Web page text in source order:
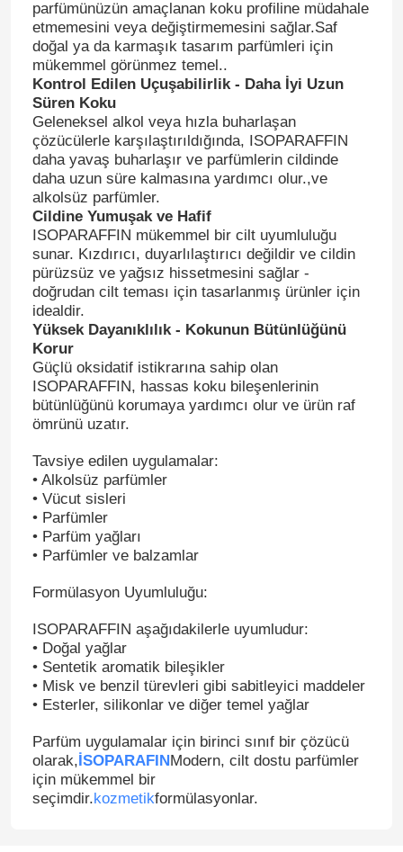
parfümünüzün amaçlanan koku profiline müdahale
etmemesini veya değiştirmemesini sağlar.Saf
doğal ya da karmaşık tasarım parfümleri için
mükemmel görünmez temel..
Kontrol Edilen Uçuşabilirlik - Daha İyi Uzun
Süren Koku
Geleneksel alkol veya hızla buharlaşan
çözücülerle karşılaştırıldığında, ISOPARAFFIN
daha yavaş buharlaşır ve parfümlerin cildinde
daha uzun süre kalmasına yardımcı olur.,ve
alkolsüz parfümler.
Cildine Yumuşak ve Hafif
ISOPARAFFIN mükemmel bir cilt uyumluluğu
sunar. Kızdırıcı, duyarlılaştırıcı değildir ve cildin
pürüzsüz ve yağsız hissetmesini sağlar -
doğrudan cilt teması için tasarlanmış ürünler için
idealdir.
Yüksek Dayanıklılık - Kokunun Bütünlüğünü
Korur
Güçlü oksidatif istikrarına sahip olan
ISOPARAFFIN, hassas koku bileşenlerinin
bütünlüğünü korumaya yardımcı olur ve ürün raf
ömrünü uzatır.
Tavsiye edilen uygulamalar:
• Alkolsüz parfümler
• Vücut sisleri
• Parfümler
• Parfüm yağları
• Parfümler ve balzamlar
Formülasyon Uyumluluğu:
ISOPARAFFIN aşağıdakilerle uyumludur:
• Doğal yağlar
• Sentetik aromatik bileşikler
• Misk ve benzil türevleri gibi sabitleyici maddeler
• Esterler, silikonlar ve diğer temel yağlar
Parfüm uygulamalar için birinci sınıf bir çözücü
olarak, İSOPARAFIN Modern, cilt dostu parfümler
için mükemmel bir
seçimdir.kozmetikformülasyonlar.